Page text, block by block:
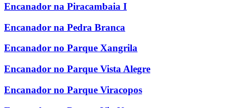
Encanador na Piracambaia I
Encanador na Pedra Branca
Encanador no Parque Xangrila
Encanador no Parque Vista Alegre
Encanador no Parque Viracopos